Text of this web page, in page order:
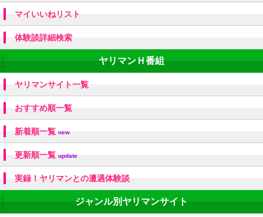
マイいいねリスト
体験談詳細検索
ヤリマンＨ番組
ヤリマンサイト一覧
おすすめ順一覧
新着順一覧 new
更新順一覧 update
実録！ヤリマンとの遭遇体験談
ジャンル別ヤリマンサイト